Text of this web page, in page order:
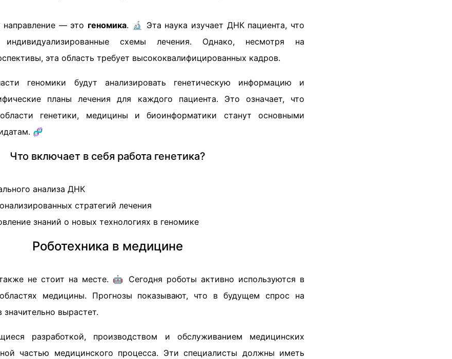
направление — это геномика. 🔬 Эта наука изучает ДНК пациента, что
индивидуализированные схемы лечения. Однако, несмотря на
эта область требует высококвалифицированных кадров.
геномики будут анализировать генетическую информацию и
планы лечения для каждого пациента. Это означает, что
генетики, медицины и биоинформатики станут основными
🧬
Что включает в себя работа генетика?
анализа ДНК
стратегий лечения
знаний о новых технологиях в геномике
Роботехника в медицине
не стоит на месте. 🤖 Сегодня роботы активно используются в
медицины. Прогнозы показывают, что в будущем спрос на
вырастет.
разработкой, производством и обслуживанием медицинских
частью медицинского процесса. Эти специалисты должны иметь